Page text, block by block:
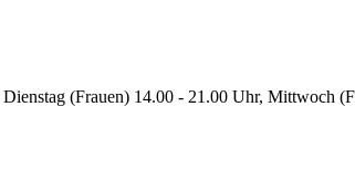
(Frauen) 14.00 - 21.00 Uhr, Mittwoch